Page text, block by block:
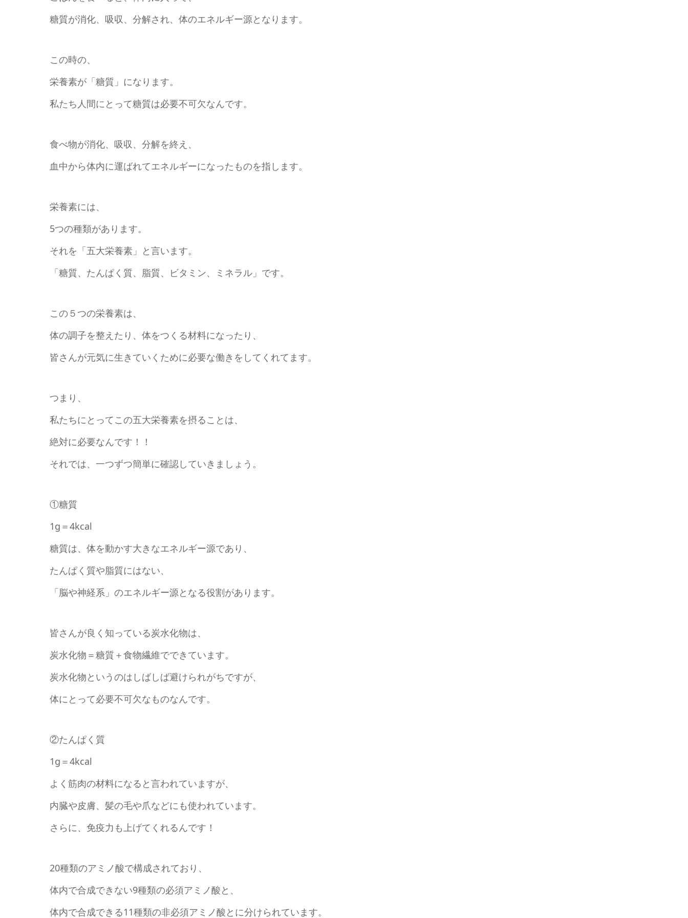
糖質が消化、吸収、分解され、体のエネルギー源となります。
この時の、
栄養素が「糖質」になります。
私たち人間にとって糖質は必要不可欠なんです。
食べ物が消化、吸収、分解を終え、
血中から体内に運ばれてエネルギーになったものを指します。
栄養素には、
5つの種類があります。
それを「五大栄養素」と言います。
「糖質、たんぱく質、脂質、ビタミン、ミネラル」です。
この５つの栄養素は、
体の調子を整えたり、体をつくる材料になったり、
皆さんが元気に生きていくために必要な働きをしてくれてます。
つまり、
私たちにとってこの五大栄養素を摂ることは、
絶対に必要なんです！！
それでは、一つずつ簡単に確認していきましょう。
①糖質
1g＝4kcal
糖質は、体を動かす大きなエネルギー源であり、
たんぱく質や脂質にはない、
「脳や神経系」のエネルギー源となる役割があります。
皆さんが良く知っている炭水化物は、
炭水化物＝糖質＋食物繊維でできています。
炭水化物というのはしばしば避けられがちですが、
体にとって必要不可欠なものなんです。
②たんぱく質
1g＝4kcal
よく筋肉の材料になると言われていますが、
内臓や皮膚、髪の毛や爪などにも使われています。
さらに、免疫力も上げてくれるんです！
20種類のアミノ酸で構成されており、
体内で合成できない9種類の必須アミノ酸と、
体内で合成できる11種類の非必須アミノ酸とに分けられています。